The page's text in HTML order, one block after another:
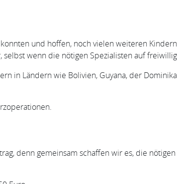
und hoffen, noch vielen weiteren
wenn die nötigen Spezialisten auf
in Ländern wie Bolivien, Guyana, der
denn gemeinsam schaffen wir es, die